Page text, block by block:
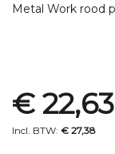
Metal Work rood
€ 27,38
€ 22,63
van